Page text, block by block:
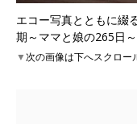
エコー写真とともに綴
期～ママと娘の265日～
▼次の画像は下へスクロー